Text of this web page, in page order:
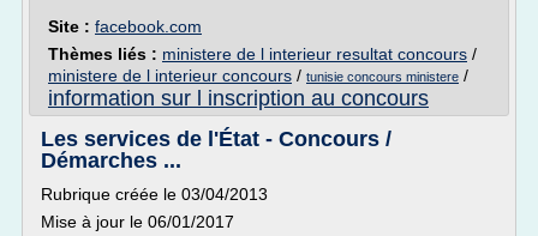
Site : facebook.com
Thèmes liés : ministere de l interieur resultat concours /
ministere de l interieur concours / tunisie concours ministere /
information sur l inscription au concours
Les services de l'État - Concours /
Démarches ...
Rubrique créée le 03/04/2013
Mise à jour le 06/01/2017